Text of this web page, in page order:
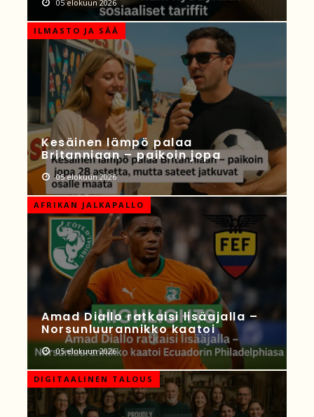
05 elokuun 2026
ILMASTO JA SÄÄ
Kesäinen lämpö palaa
Britanniaan – paikoin jopa
05 elokuun 2026
AFRIKAN JALKAPALLO
Amad Diallo ratkaisi lisäajalla –
Norsunluurannikko kaatoi
05 elokuun 2026
DIGITAALINEN TALOUS